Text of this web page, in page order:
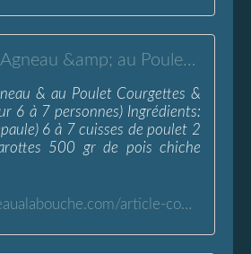
Couscous à l'Agneau &amp; au Poulet-Courgettes &amp; Pois Chiche - L'Eau à la Bouche
& au Poulet Courgettes &
6 à 7 personnes) Ingrédients:
6 à 7 cuisses de poulet 2
500 gr de pois chiche
http://www.l-eaualabouche.com/article-couscous-a-l-agneau-au-poulet-courgettes-pois-chiche-119651142.html